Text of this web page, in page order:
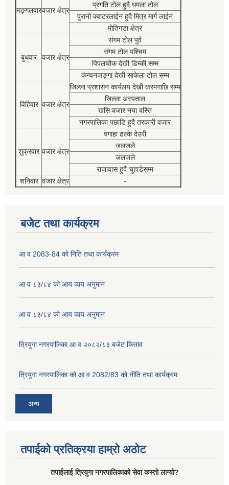
मङ्गलवारवजार क्षेत्र
प्रगति टोल हुदै धमला टोल
पुरानो क्वाटरलाईन हुदै मित्र मार्ग लाईन
मोतिगडा क्षेत्र
बुधवार वजार क्षेत्र
संगम टोल पुर्व
संगम टोल पश्चिम
पिपलचौक देखी डिम्की सम्म
कंन्चनजङ्गा देखी साकेला टोल सम्म
विहिवार वजार क्षेत्र
जिल्ला प्रशासन कार्यलय देखी करमगाछि सम्म
जिल्ला अस्पताल
खसि वजार नया वस्ति
नगरपालिका पछाडि हुदै तरकारी वजार
शुक्रवार वजार क्षेत्र
वगाहा ढल्के देउरी
जलजले
जलजले
राजावास हुदै चुहाडेसम्म
शनिवार वजार क्षेत्र -
बजेट तथा कार्यक्रम
आ व 2083-84 को निति तथा कार्यक्रम
आ व ८३/८४ को आय व्यय अनुमान
आ व ८३/८४ को आय व्यय अनुमान
त्रियुगा नगरपालिका आ व २०८२/८३ बजेट किताव
त्रियुगा नगरपालिका को आ व 2082/83 को नीति तथा कार्यक्रम
अन्य
तपाईको प्रतिक्रया हाम्रो अठोट
तपाईलाई त्रियुगा नगरपालिकाको सेवा कस्तो लाग्यो?